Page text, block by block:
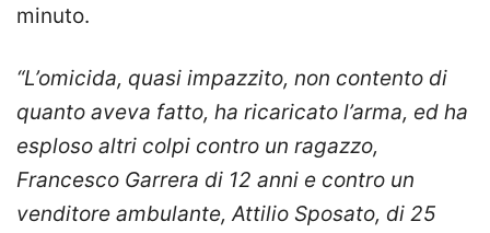
minuto.
“L’omicida, quasi impazzito, non contento di
quanto aveva fatto, ha ricaricato l’arma, ed ha
esploso altri colpi contro un ragazzo,
Francesco Garrera di 12 anni e contro un
venditore ambulante, Attilio Sposato, di 25